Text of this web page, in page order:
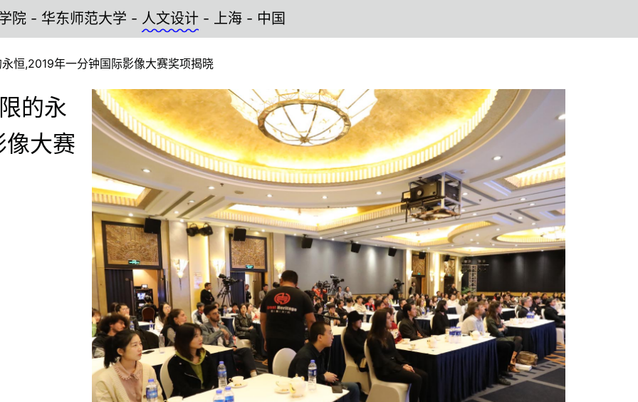
东师范大学 -人文设计- 上海 - 中国
恒,2019年一分钟国际影像大赛奖项揭晓
的永
大赛